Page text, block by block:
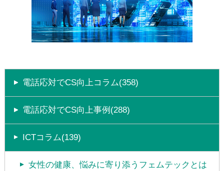
電話応対でCS向上コラム(358)
電話応対でCS向上事例(288)
ICTコラム(139)
女性の健康、悩みに寄り添うフェムテックとは